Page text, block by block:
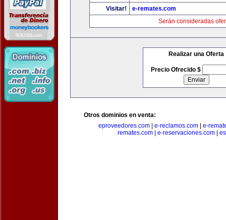
Visitar!
e-remates.com
Serán consideradas
Realizar una Oferta
Precio Ofrecido $
Otros dominios en venta:
eproveedores.com
e-reclamos.com
e-
remates.com| e-reservaciones.com|